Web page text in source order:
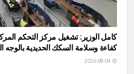
كامل الوزير: تشغيل مركز التحكم
كفاءة وسلامة السكك الحديدية بالوجه